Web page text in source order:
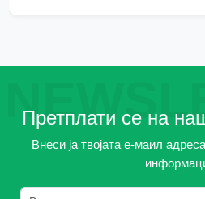
Претплати се на
Внеси ја твојата е-маил